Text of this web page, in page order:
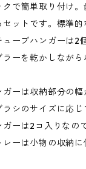
で簡単取り付け
ットです。標準
ーブハンガーは2
ーを乾かしながら
ーは収納部分の
シのサイズに応じ
ーは2コ入りなの
ーは小物の収納に